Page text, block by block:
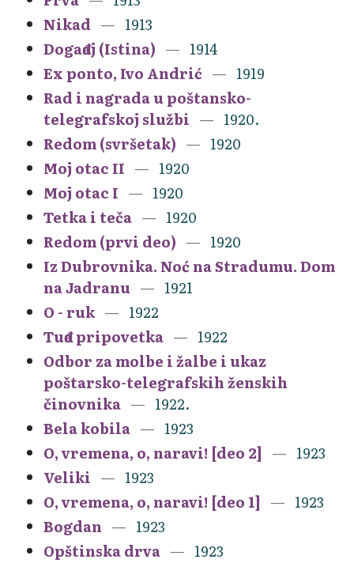
Nikad
1913
Događaj (Istina)
1914
Ex ponto, Ivo Andrić
1919
Rad i nagrada u poštansko-
telegrafskoj službi
1920.
Redom (svršetak)
1920
Moj otac II
1920
Moj otac I
1920
Tetka i teča
1920
Redom (prvi deo)
1920
Iz Dubrovnika. Noć na Stradumu. Dom
na Jadranu
1921
O - ruk
1922
Tuđa pripovetka
1922
Odbor za molbe i žalbe i ukaz
poštarsko-telegrafskih ženskih
činovnika
1922.
Bela kobila
1923
O, vremena, o, naravi! [deo 2]
1923
Veliki
1923
O, vremena, o, naravi! [deo 1]
1923
Bogdan
1923
Opštinska drva
1923